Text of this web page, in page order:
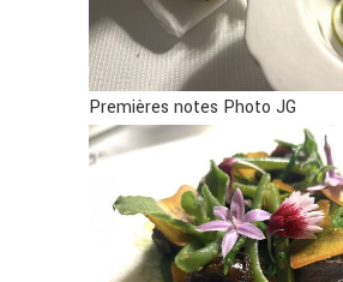
Premières notes Photo JG